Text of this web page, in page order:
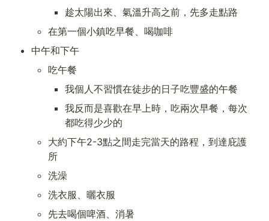
趁太陽出來、氣溫升高之前，先多走點路
在第一個小鎮吃早餐、喝咖啡
中午和下午
吃午餐
我個人不習慣在徒步的日子吃豐盛的午餐
我反而是喜歡在早上時，吃兩次早餐，每次
都吃得少少的
大約下午2-3點之間走完當天的路程，到達庇護
所
洗澡
洗衣服、曬衣服
先去喝個啤酒、消暑